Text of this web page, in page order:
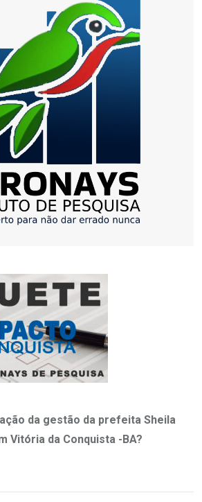
da gestão da prefeita Sheila
Vitória da Conquista -BA?